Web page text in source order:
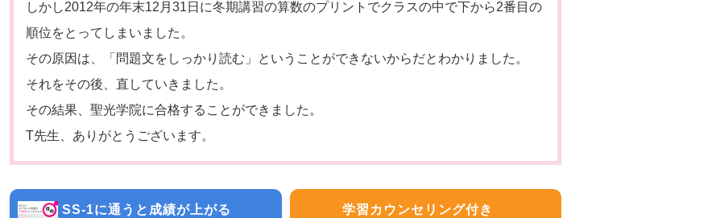
しかし2012年の年末12月31日に冬期講習の算数のプリントでクラスの中で下から2番目の
順位をとってしまいました。
その原因は、「問題文をしっかり読む」ということができないからだとわかりました。
それをその後、直していきました。
その結果、聖光学院に合格することができました。
T先生、ありがとうございます。
SS-1に通うと成績が上がる
学習カウンセリング付き